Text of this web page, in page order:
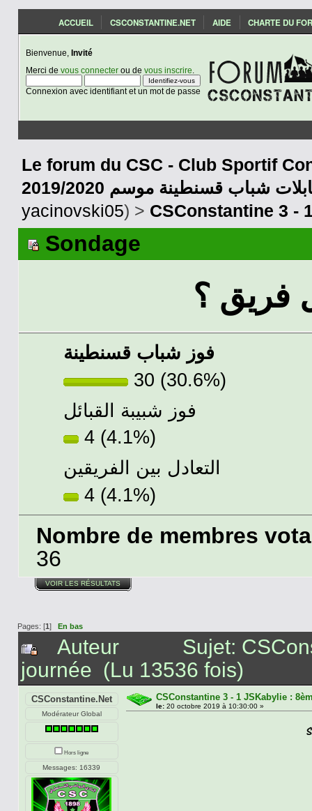
ACCUEIL CSCONSTANTINE.NET AIDE CHARTE DU
Bienvenue, Invité
Merci de vous connecterou de vous inscrire
Connexion avec identifiant et un mot de passe
Le forum du CSC - Club Sportif
2020 مقابلات شباب قسنطينة موسم
yacinovski05) > CSConstantine 3 -
Sondage
؟
فوز شباب قسنطينة
30 (30.6%)
فوز شبيبة القبائل
4 (4.1%)
التعادل بين الفريقين
4 (4.1%)
Nombre de membres
36
VOIR LES RÉSULTATS
Pages: [1] En bas
Auteur
Sujet:
journée (Lu 13536 fois)
CSConstantine.Net
Modérateur Global
Hors ligne
Messages: 16339
CSConstantine 3 - 1 JSKabylie :
le: 20 octobre 2019 à 10:30:00 »